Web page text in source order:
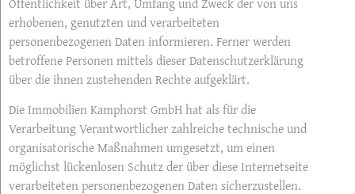
erhobenen, genutzten und verarbeiteten
personenbezogenen Daten informieren. Ferner werden
betroffene Personen mittels dieser Datenschutzerklärung
über die ihnen zustehenden Rechte aufgeklärt.
Die Immobilien Kamphorst GmbH hat als für die
Verarbeitung Verantwortlicher zahlreiche technische und
organisatorische Maßnahmen umgesetzt, um einen
möglichst lückenlosen Schutz der über diese Internetseite
verarbeiteten personenbezogenen Daten sicherzustellen.